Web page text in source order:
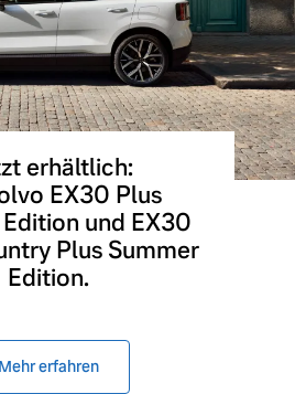
erhältlich:
EX30 Plus
und EX30
Plus Summer
Edition.
Mehr erfahren